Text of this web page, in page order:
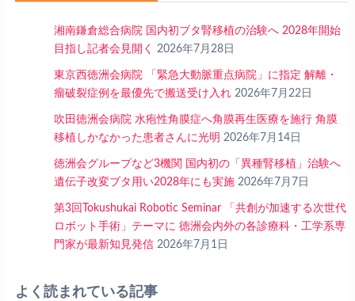
湘南鎌倉総合病院 国内初ブタ腎移植の治験へ 2028年開始
目指し記者会見開く
2026年7月28日
東京西徳洲会病院 「緊急大動脈重点病院」に指定 解離・
瘤破裂症例を最優先で搬送受け入れ 2026年7月22日
吹田徳洲会病院 水疱性角膜症へ角膜再生医療を施行 角膜
移植しかなかった患者さんに光明 2026年7月14日
徳洲会グループなど3機関 国内初の「異種腎移植」治験へ
遺伝子改変ブタ用い2028年にも実施 2026年7月7日
第3回Tokushukai Robotic Seminar 「共創が加速する次世代
ロボット手術」テーマに 徳洲会内外の各診療科・工学系専
門家が最新知見発信 2026年7月1日
よく読まれている記事